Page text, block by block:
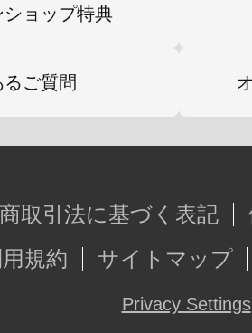
ョップ特典
るご質問
取引法に基づく表記
規約
サイトマップ
Privacy Settings